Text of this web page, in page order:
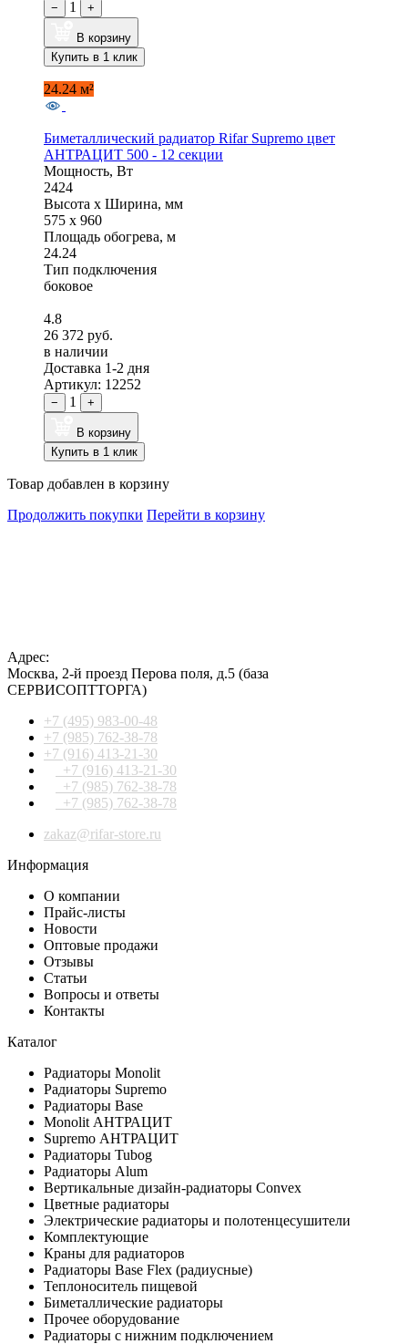
− 1 +
В корзину
Купить в 1 клик
24.24 м²
Биметаллический радиатор Rifar Supremo цвет
АНТРАЦИТ 500 - 12 секции
Мощность, Вт
2424
Высота x Ширина, мм
575 x 960
Площадь обогрева, м
24.24
Тип подключения
боковое
4.8
26 372 руб.
в наличии
Доставка 1-2 дня
Артикул: 12252
− 1 +
В корзину
Купить в 1 клик
Товар добавлен в корзину
Продолжить покупки Перейти в корзину
Адрес:
Москва, 2-й проезд Перова поля, д.5 (база
СЕРВИСОПТТОРГА)
+7 (495) 983-00-48
+7 (985) 762-38-78
+7 (916) 413-21-30
+7 (916) 413-21-30
+7 (985) 762-38-78
+7 (985) 762-38-78
zakaz@rifar-store.ru
Информация
О компании
Прайс-листы
Новости
Оптовые продажи
Отзывы
Статьи
Вопросы и ответы
Контакты
Каталог
Радиаторы Monolit
Радиаторы Supremo
Радиаторы Base
Monolit АНТРАЦИТ
Supremo АНТРАЦИТ
Радиаторы Tubog
Радиаторы Alum
Вертикальные дизайн-радиаторы Convex
Цветные радиаторы
Электрические радиаторы и полотенцесушители
Комплектующие
Краны для радиаторов
Радиаторы Base Flex (радиусные)
Теплоноситель пищевой
Биметаллические радиаторы
Прочее оборудование
Радиаторы с нижним подключением